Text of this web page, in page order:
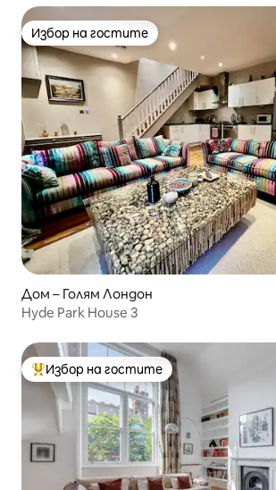
Избор на гостите
Избор на гостите
Дом – Голям Лондон
Hyde Park House 3
Най-популярен избор на гостите
Избор на гостите